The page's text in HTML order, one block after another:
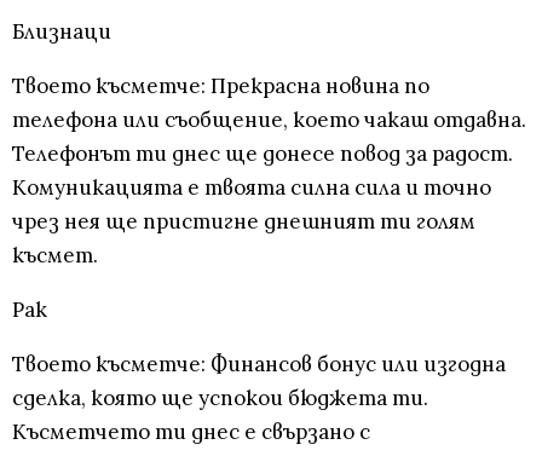
Близнаци
Твоето късметче: Прекрасна новина по
телефона или съобщение, което чакаш отдавна.
Телефонът ти днес ще донесе повод за радост.
Комуникацията е твоята силна сила и точно
чрез нея ще пристигне днешният ти голям
късмет.
Рак
Твоето късметче: Финансов бонус или изгодна
сделка, която ще успокои бюджета ти.
Късметчето ти днес е свързано с